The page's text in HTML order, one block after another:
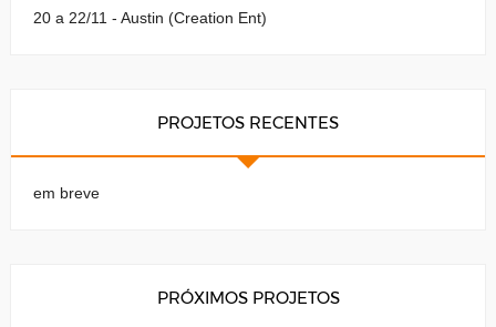
20 a 22/11 - Austin (Creation Ent)
PROJETOS RECENTES
em breve
PRÓXIMOS PROJETOS